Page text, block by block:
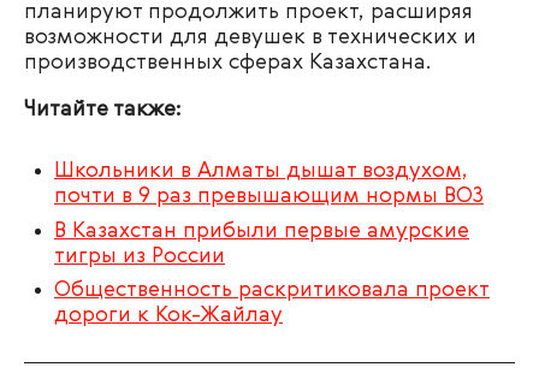
планируют продолжить проект, расширяя
возможности для девушек в технических и
производственных сферах Казахстана.
Читайте также:
Школьники в Алматы дышат воздухом,
почти в 9 раз превышающим нормы ВОЗ
В Казахстан прибыли первые амурские
тигры из России
Общественность раскритиковала проект
дороги к Кок-Жайлау